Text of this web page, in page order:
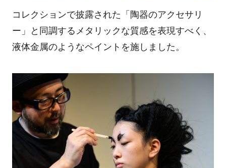
コレクションで披露された「陶器のアクセサリ
ー」と同調するメタリックな質感を表現すべく、
液体金属のようなペイントを施しました。